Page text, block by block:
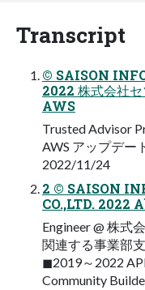
Transcript
© SAISON
2022 株式会社セ
AWS
Trusted Advisor
AWS アップデー
2022/11/24
2 © SAISON
CO.,LTD. 2022
Engineer @ 株式
関連する事業部
◼2019～2022
Community